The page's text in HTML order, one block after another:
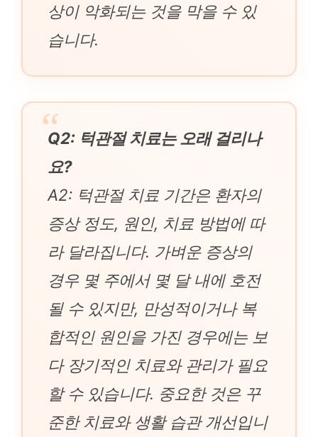
상이 악화되는 것을 막을 수 있
습니다.
Q2: 턱관절 치료는 오래 걸리나
요?
A2: 턱관절 치료 기간은 환자의
증상 정도, 원인, 치료 방법에 따
라 달라집니다. 가벼운 증상의
경우 몇 주에서 몇 달 내에 호전
될 수 있지만, 만성적이거나 복
합적인 원인을 가진 경우에는 보
다 장기적인 치료와 관리가 필요
할 수 있습니다. 중요한 것은 꾸
준한 치료와 생활 습관 개선입니